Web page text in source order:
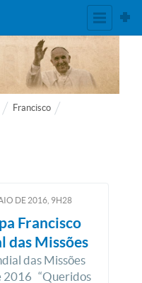
Francisco
DE 2016, 9H28
Francisco
das Missões
das Missões
2016 “Queridos